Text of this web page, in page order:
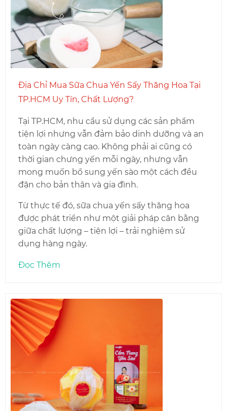
Địa Chỉ Mua Sữa Chua Yến Sấy Thăng Hoa Tại
TP.HCM Uy Tín, Chất Lượng?
Tại TP.HCM, nhu cầu sử dụng các sản phẩm
tiện lợi nhưng vẫn đảm bảo dinh dưỡng và an
toàn ngày càng cao. Không phải ai cũng có
thời gian chưng yến mỗi ngày, nhưng vẫn
mong muốn bổ sung yến sào một cách đều
đặn cho bản thân và gia đình.
Từ thực tế đó, sữa chua yến sấy thăng hoa
được phát triển như một giải pháp cân bằng
giữa chất lượng – tiện lợi – trải nghiệm sử
dụng hàng ngày.
Đọc Thêm